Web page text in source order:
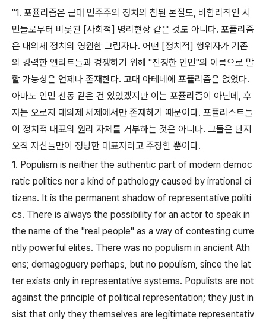
"1. 포퓰리즘은 근대 민주주의 정치의 참된 본질도, 비합리적인 시
민들로부터 비롯된 [사회적] 병리현상 같은 것도 아니다. 포퓰리즘
은 대의제 정치의 영원한 그림자다. 어떤 [정치적] 행위자가 기존
의 강력한 엘리트들과 경쟁하기 위해 "진정한 인민"의 이름으로 말
할 가능성은 언제나 존재한다. 고대 아테네에 포퓰리즘은 없었다.
아마도 인민 선동 같은 건 있었겠지만 이는 포퓰리즘이 아닌데, 후
자는 오로지 대의제 체제에서만 존재하기 때문이다. 포퓰리스트들
이 정치적 대표의 원리 자체를 거부하는 것은 아니다. 그들은 단지
오직 자신들만이 정당한 대표자라고 주장할 뿐이다.
1. Populism is neither the authentic part of modern democ
ratic politics nor a kind of pathology caused by irrational ci
tizens. It is the permanent shadow of representative politi
cs. There is always the possibility for an actor to speak in
the name of the "real people" as a way of contesting curre
ntly powerful elites. There was no populism in ancient Ath
ens; demagoguery perhaps, but no populism, since the lat
ter exists only in representative systems. Populists are not
against the principle of political representation; they just in
sist that only they themselves are legitimate representativ